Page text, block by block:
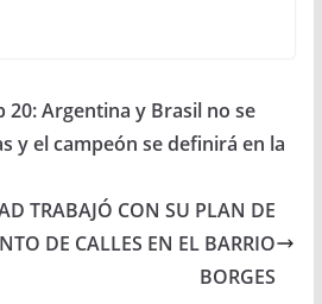
20: Argentina y Brasil no se
y el campeón se definirá en la
TRABAJÓ CON SU PLAN DE
DE CALLES EN EL BARRIO
BORGES